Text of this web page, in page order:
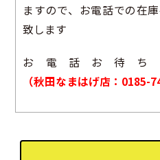
ますので、お電話での在
致します
お電話お待ち
（秋田なまはげ店：0185-